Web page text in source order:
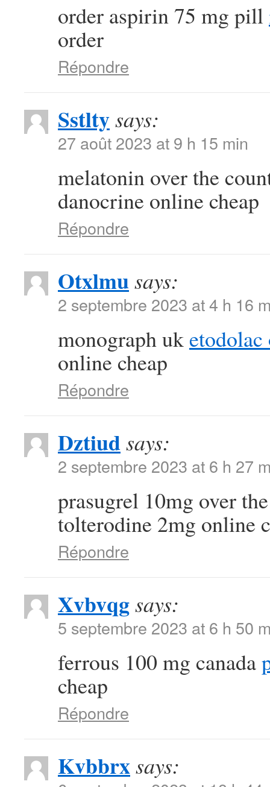
order aspirin 75 mg pill
order
Répondre
Sstltysays:
27 août 2023 at 9 h 15 min
melatonin over the
danocrine online cheap
Répondre
Otxlmusays:
2 septembre 2023 at 4 h 16
monograph uk etodolac
online cheap
Répondre
Dztiudsays:
2 septembre 2023 at 6 h 27
prasugrel 10mg over
tolterodine 2mg online
Répondre
Xvbvqgsays:
5 septembre 2023 at 6 h 50
ferrous 100 mg canada
cheap
Répondre
Kvbbrxsays: